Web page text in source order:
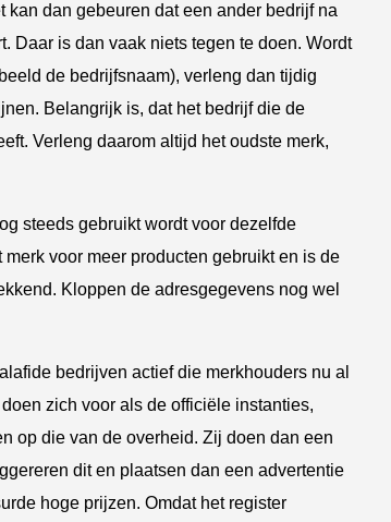
dan gebeuren dat een ander bedrijf na
Daar is dan vaak niets tegen te doen. Wordt
de bedrijfsnaam), verleng dan tijdig
Belangrijk is, dat het bedrijf die de
Verleng daarom altijd het oudste merk,
steeds gebruikt wordt voor dezelfde
voor meer producten gebruikt en is de
Kloppen de adresgegevens nog wel
bedrijven actief die merkhouders nu al
zich voor als de officiële instanties,
op die van de overheid. Zij doen dan een
dit en plaatsen dan een advertentie
hoge prijzen. Omdat het register